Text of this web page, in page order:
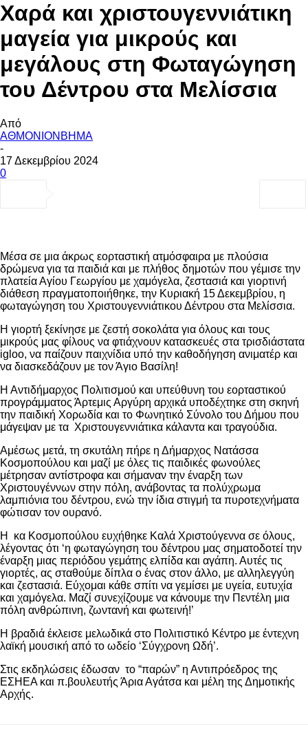
Χαρά και χριστουγεννιάτικη
μαγεία για μικρούς και
μεγάλους στη Φωταγώγηση
του Δέντρου στα Μελίσσια
Από
ΑΘΜΟΝΙΟΝΒΗΜΑ
-
17 Δεκεμβρίου 2024
0
Μέσα σε μια άκρως εορταστική ατμόσφαιρα με πλούσια
δρώμενα για τα παιδιά και με πλήθος δημοτών που γέμισε την
πλατεία Αγίου Γεωργίου με χαμόγελα, ζεστασιά και γιορτινή
διάθεση πραγματοποιήθηκε, την Κυριακή 15 Δεκεμβρίου, η
φωταγώγηση του Χριστουγεννιάτικου Δέντρου στα Μελίσσια.
Η γιορτή ξεκίνησε με ζεστή σοκολάτα για όλους και τους
μικρούς μας φίλους να φτιάχνουν κατασκευές στα τρισδιάστατα
igloo, να παίζουν παιχνίδια υπό την καθοδήγηση ανιματέρ και
να διασκεδάζουν με τον Άγιο Βασίλη!
Η Αντιδήμαρχος Πολιτισμού και υπεύθυνη του εορταστικού
προγράμματος Άρτεμις Αργύρη αρχικά υποδέχτηκε στη σκηνή
την παιδική Χορωδία και το Φωνητικό Σύνολο του Δήμου που
μάγεψαν με τα Χριστουγεννιάτικα κάλαντα και τραγούδια.
Αμέσως μετά, τη σκυτάλη πήρε η Δήμαρχος Νατάσσα
Κοσμοπούλου και μαζί με όλες τις παιδικές φωνούλες
μέτρησαν αντίστροφα και σήμαναν την έναρξη των
Χριστουγέννων στην πόλη, ανάβοντας τα πολύχρωμα
λαμπιόνια του δέντρου, ενώ την ίδια στιγμή τα πυροτεχνήματα
φώτισαν τον ουρανό.
Η κα Κοσμοπούλου ευχήθηκε Καλά Χριστούγεννα σε όλους,
λέγοντας ότι ‘η φωταγώγηση του δέντρου μας σηματοδοτεί την
έναρξη μιας περιόδου γεμάτης ελπίδα και αγάπη. Αυτές τις
γιορτές, ας σταθούμε δίπλα ο ένας στον άλλο, με αλληλεγγύη
και ζεστασιά. Εύχομαι κάθε σπίτι να γεμίσει με υγεία, ευτυχία
και χαμόγελα. Μαζί συνεχίζουμε να κάνουμε την Πεντέλη μια
πόλη ανθρώπινη, ζωντανή και φωτεινή!’
Η βραδιά έκλεισε μελωδικά στο Πολιτιστικό Κέντρο με έντεχνη
λαϊκή μουσική από το ωδείο ‘Σύγχρονη Ωδή’.
Στις εκδηλώσεις έδωσαν το “παρών” η Αντιπρόεδρος της
ΕΣΗΕΑ και π.βουλευτής Άρια Αγάτσα και μέλη της Δημοτικής
Αρχής.